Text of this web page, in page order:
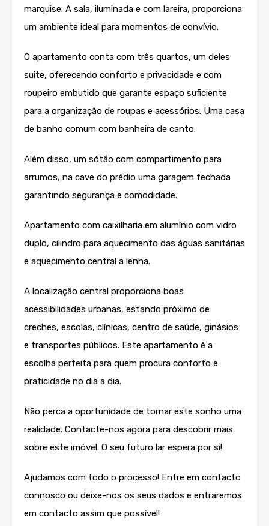
marquise. A sala, iluminada e com lareira, proporciona
um ambiente ideal para momentos de convívio.
O apartamento conta com três quartos, um deles
suite, oferecendo conforto e privacidade e com
roupeiro embutido que garante espaço suficiente
para a organização de roupas e acessórios. Uma casa
de banho comum com banheira de canto.
Além disso, um sótão com compartimento para
arrumos, na cave do prédio uma garagem fechada
garantindo segurança e comodidade.
Apartamento com caixilharia em alumínio com vidro
duplo, cilindro para aquecimento das águas sanitárias
e aquecimento central a lenha.
A localização central proporciona boas
acessibilidades urbanas, estando próximo de
creches, escolas, clínicas, centro de saúde, ginásios
e transportes públicos. Este apartamento é a
escolha perfeita para quem procura conforto e
praticidade no dia a dia.
Não perca a oportunidade de tornar este sonho uma
realidade. Contacte-nos agora para descobrir mais
sobre este imóvel. O seu futuro lar espera por si!
Ajudamos com todo o processo! Entre em contacto
connosco ou deixe-nos os seus dados e entraremos
em contacto assim que possível!